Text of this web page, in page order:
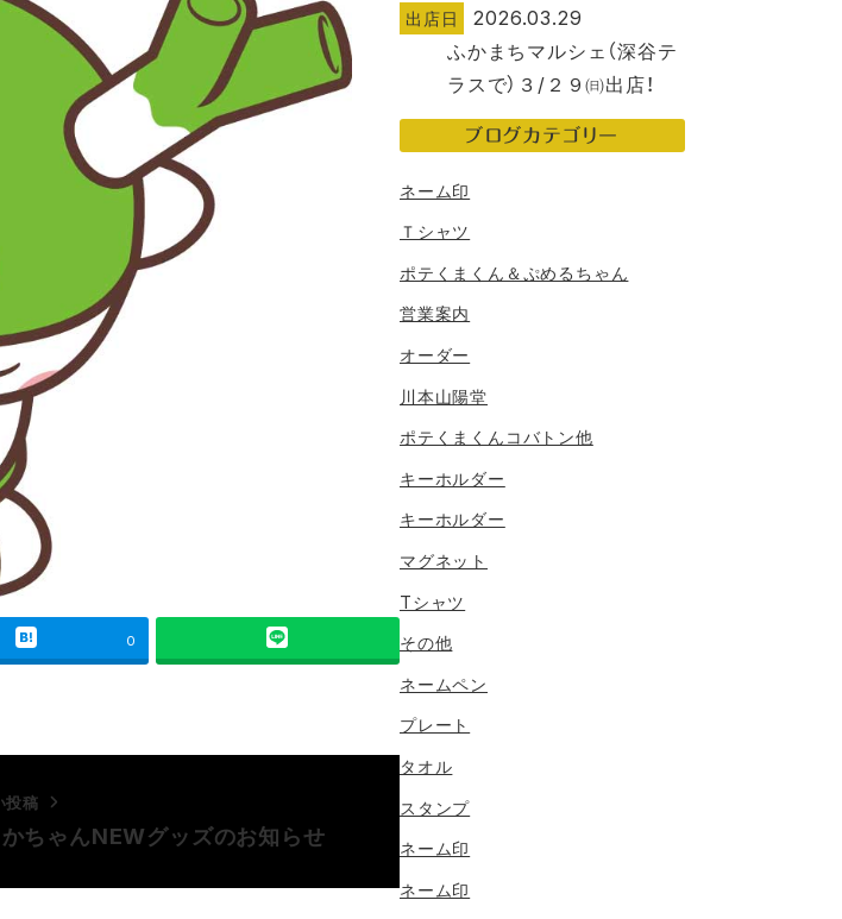
0
投稿
ちゃんNEWグッズのお知らせ
出店日
2026.03.29
ふかまちマルシェ（深谷テ
ラスで）３/２９㈰出店！
ブログカテゴリー
ネーム印
Ｔシャツ
ポテくまくん＆ぷめるちゃん
営業案内
オーダー
川本山陽堂
ポテくまくんコバトン他
キーホルダー
キーホルダー
マグネット
Tシャツ
その他
ネームペン
プレート
タオル
スタンプ
ネーム印
ネーム印